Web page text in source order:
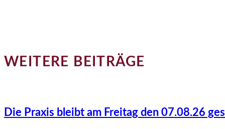
WEITERE BEITRÄGE
Die Praxis bleibt am Freitag den 07.08.26